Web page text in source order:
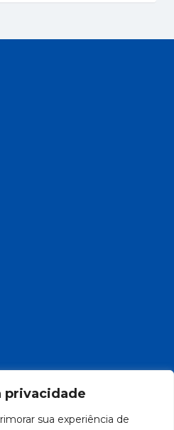
privacidade
sua experiência de